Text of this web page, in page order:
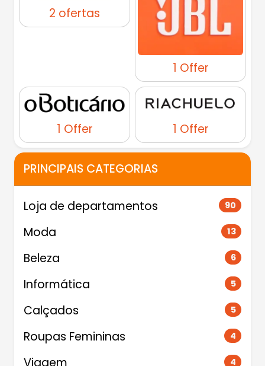
2 ofertas
1 Offer
1 Offer 1 Offer
PRINCIPAIS CATEGORIAS
Loja de departamentos 90
Moda 13
Beleza 6
Informática 5
Calçados 5
Roupas Femininas 4
Viagem 4